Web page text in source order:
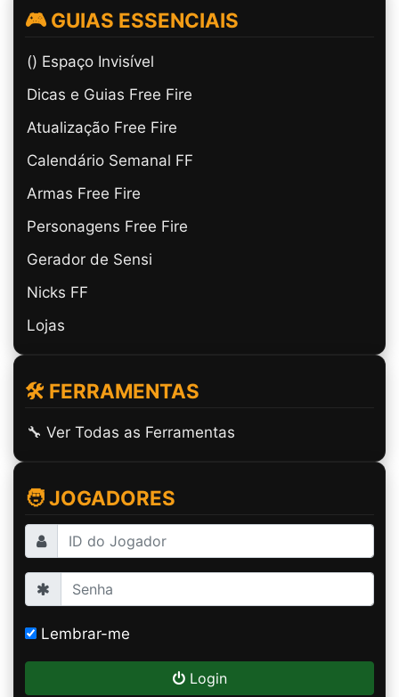
🎮 GUIAS ESSENCIAIS
(ㅤ) Espaço Invisível
Dicas e Guias Free Fire
Atualização Free Fire
Calendário Semanal FF
Armas Free Fire
Personagens Free Fire
Gerador de Sensi
Nicks FF
Lojas
🛠️ FERRAMENTAS
🔧 Ver Todas as Ferramentas
🧑 JOGADORES
Lembrar-me
Login